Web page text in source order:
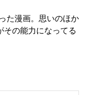
た漫画。思いのほか
その能力になってる